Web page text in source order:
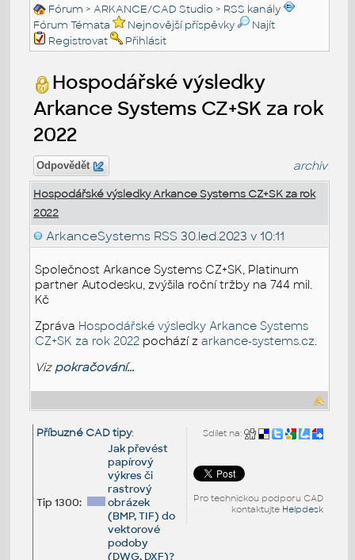
Fórum >ARKANCE/CAD Studio > RSS kanály
Fórum Témata
Nejnovější příspěvky
Najít
Registrovat
Přihlásit
Hospodářské výsledky
Arkance Systems CZ+SK za rok
2022
Odpovědět archiv
Hospodářské výsledky Arkance Systems CZ+SK za rok
2022
ArkanceSystems RSS 30.led.2023 v 10:11
Společnost Arkance Systems CZ+SK, Platinum
partner Autodesku, zvýšila roční tržby na 744 mil.
Kč
Zpráva Hospodářské výsledky Arkance Systems
CZ+SK za rok 2022 pochází zarkance-systems.cz.
Viz pokračování...
Sdílet na:
Pro technickou podporu CAD
kontaktujte Helpdesk
Příbuzné CAD tipy:
Tip 1300:
Jak převést
papírový
výkres či
rastrový
obrázek
(BMP, TIF) do
vektorové
podoby
(DWG, DXF)?